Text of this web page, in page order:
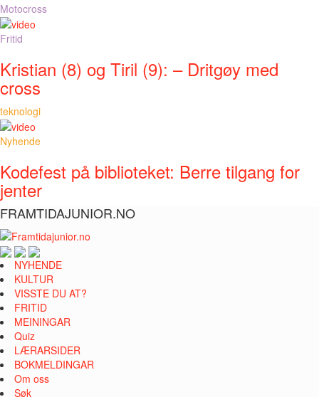
Motocross
Fritid
Kristian (8) og Tiril (9): – Dritgøy med
cross
teknologi
Nyhende
Kodefest på biblioteket: Berre tilgang for
jenter
FRAMTIDAJUNIOR.NO
NYHENDE
KULTUR
VISSTE DU AT?
FRITID
MEININGAR
Quiz
LÆRARSIDER
BOKMELDINGAR
Om oss
Søk